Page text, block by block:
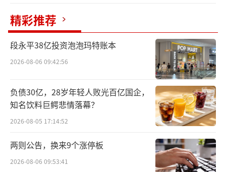
扎克伯格的Meta，则成为消费互联网公司
的代表，4月份对外亮相的最新一代开源大模型
Llama 3，便是在24000个英伟达H100 GPU集
群上训练而来。
刚刚被雷军在3月底上市的小米SU7，也顺
势帮了黄仁勋一把。英伟达第一季度汽车业务
同比增长11%的一大助力，便得益于自动驾驶
解决方案的推广。小米首款电动汽车SU7，搭
载有英伟达的DRIVE Orin车载计算系统。
精彩推荐
段永平38亿投资泡泡玛特账本
2026-08-06 09:42:56
负债30亿，28岁年轻人败光百亿国企，
知名饮料巨鳄悲情落幕？
2026-08-05 17:14:52
两则公告，换来9个涨停板
2026-08-06 09:53:41